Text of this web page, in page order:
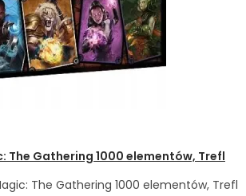
The Gathering 1000 elementów, Trefl
The Gathering 1000 elementów, Trefl